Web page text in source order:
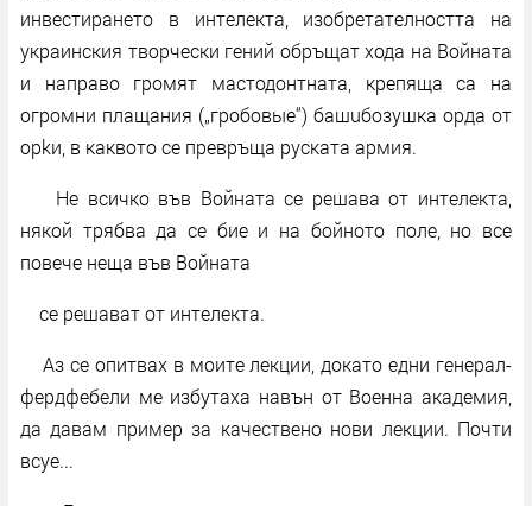
инвестирането в интелекта, изобретателността на
украинския творчески гений обръщат хода на Войната
и направо громят мастодонтната, крепяща са на
огромни плащания („гробовые“) башuбозyшка opда от
оpkи, в каквото се превръща руската армия.
Не всичко във Войната се решава от интелекта,
някой трябва да се бие и на бойното поле, но все
повече неща във Войната
се решават от интелекта.
Аз се опитвах в моите лекции, докато едни генерал-
фердфебели ме избутаха навън от Военна академия,
да давам пример за качествено нови лекции. Почти
всуе...